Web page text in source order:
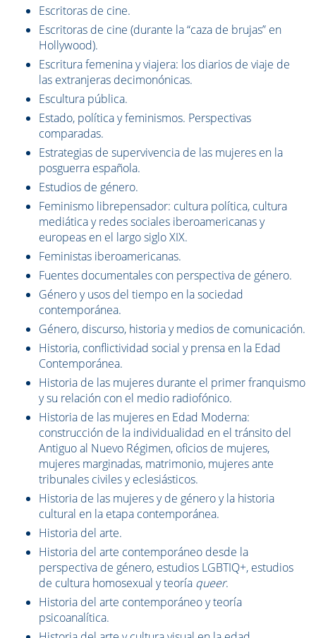
Escritoras de cine.
Escritoras de cine (durante la “caza de brujas” en
Hollywood).
Escritura femenina y viajera: los diarios de viaje de
las extranjeras decimonónicas.
Escultura pública.
Estado, política y feminismos. Perspectivas
comparadas.
Estrategias de supervivencia de las mujeres en la
posguerra española.
Estudios de género.
Feminismo librepensador: cultura política, cultura
mediática y redes sociales iberoamericanas y
europeas en el largo siglo XIX.
Feministas iberoamericanas.
Fuentes documentales con perspectiva de género.
Género y usos del tiempo en la sociedad
contemporánea.
Género, discurso, historia y medios de comunicación.
Historia, conflictividad social y prensa en la Edad
Contemporánea.
Historia de las mujeres durante el primer franquismo
y su relación con el medio radiofónico.
Historia de las mujeres en Edad Moderna:
construcción de la individualidad en el tránsito del
Antiguo al Nuevo Régimen, oficios de mujeres,
mujeres marginadas, matrimonio, mujeres ante
tribunales civiles y eclesiásticos.
Historia de las mujeres y de género y la historia
cultural en la etapa contemporánea.
Historia del arte.
Historia del arte contemporáneo desde la
perspectiva de género, estudios LGBTIQ+, estudios
de cultura homosexual y teoría queer.
Historia del arte contemporáneo y teoría
psicoanalítica.